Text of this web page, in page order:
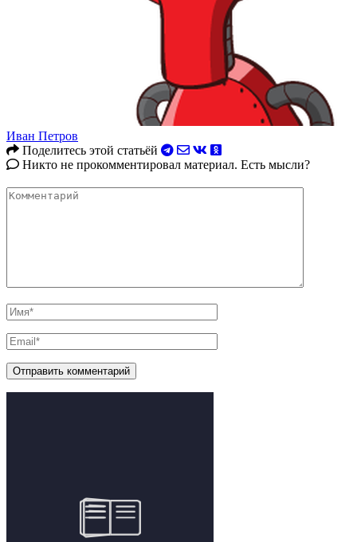
Иван Петров
Поделитесь этой статьёй
Никто не прокомментировал материал. Есть мысли?